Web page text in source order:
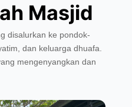
Masjid
disalurkan ke pondok-
dan keluarga dhuafa.
mengenyangkan dan